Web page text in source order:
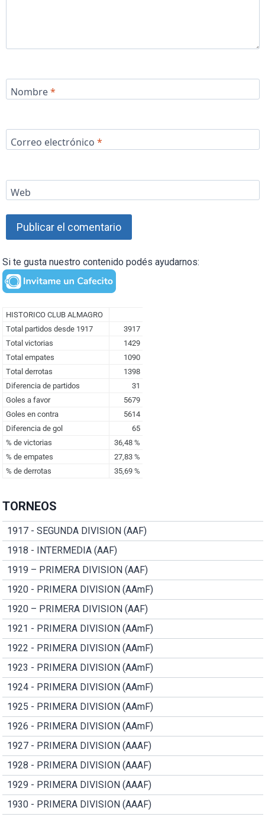
Nombre*
Correo electrónico *
Web
Si te gusta nuestro contenido podés ayudarnos:
TORNEOS
1917 - SEGUNDA DIVISION (AAF)
1918 - INTERMEDIA (AAF)
1919 – PRIMERA DIVISION (AAF)
1920 - PRIMERA DIVISION (AAmF)
1920 – PRIMERA DIVISION (AAF)
1921 - PRIMERA DIVISION (AAmF)
1922 - PRIMERA DIVISION (AAmF)
1923 - PRIMERA DIVISION (AAmF)
1924 - PRIMERA DIVISION (AAmF)
1925 - PRIMERA DIVISION (AAmF)
1926 - PRIMERA DIVISION (AAmF)
1927 - PRIMERA DIVISION (AAAF)
1928 - PRIMERA DIVISION (AAAF)
1929 - PRIMERA DIVISION (AAAF)
1930 - PRIMERA DIVISION (AAAF)